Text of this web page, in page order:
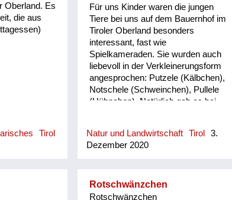
Oberland. Es
die aus
Tirol
Für uns Kinder waren die jungen
Tiere bei uns auf dem Bauernhof im
Tiroler Oberland besonders
interessant, fast wie
Spielkameraden. Sie wurden auch
liebevoll in der Verkleinerungsform
angesprochen: Putzele (Kälbchen),
Notschele (Schweinchen), Pullele
(Hühnchen). Natürlich gab es bei
Verkleinerungsform: Goggelen.
Natur und Landwirtschaft Tirol
3.
Dezember 2020
Rotschwänzchen
Rotschwänzchen